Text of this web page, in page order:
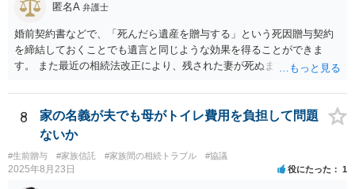
匿名A 弁護士
婚前契約書などで、「死んだら遺産を贈与する」という死因贈与契約
を締結しておくことでも遺言と同じような効果を得ることができま
す。 また最近の相続法改正により、残された妻が死ぬまで家に住み続
で、その制度を活用する方法も考えられます。 もし契約書の作成まで
視野に入れておられる場合は、お近くの弁護士、できれば相続に強い
弁護士にご相談なさるとよいでしょう。
8
家の名義が夫でも母がトイレ費用を負担して問題
ないか
#生前贈与 #家族信託 #家族間の相続トラブル #協議
2025年8月23日 役にたった 1